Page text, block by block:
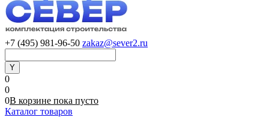
+7 (495) 981-96-50 zakaz@sever2.ru
0
0
0В корзине пока пусто
Каталог товаров